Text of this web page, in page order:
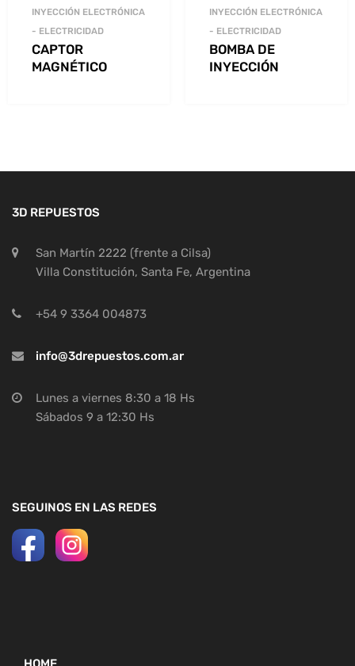
INYECCIÓN ELECTRÓNICA
- ELECTRICIDAD
CAPTOR
MAGNÉTICO
INYECCIÓN ELECTRÓNICA
- ELECTRICIDAD
BOMBA DE
INYECCIÓN
3D REPUESTOS
San Martín 2222 (frente a Cilsa)
Villa Constitución, Santa Fe, Argentina
+54 9 3364 004873
info@3drepuestos.com.ar
Lunes a viernes 8:30 a 18 Hs
Sábados 9 a 12:30 Hs
SEGUINOS EN LAS REDES